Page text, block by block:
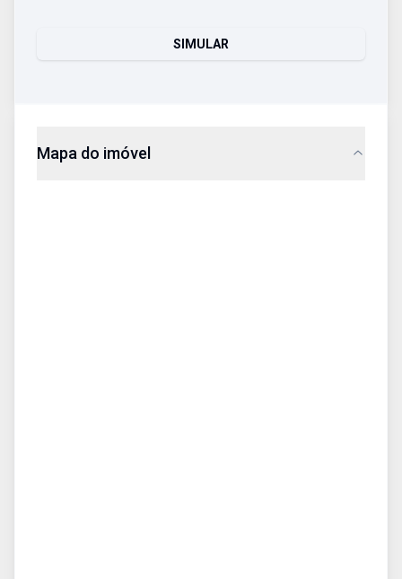
SIMULAR
Mapa do imóvel